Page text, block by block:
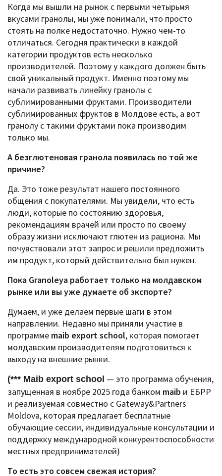
Когда мы вышли на рынок с первыми четырьмя
вкусами гранолы, мы уже понимали, что просто
стоять на полке недостаточно. Нужно чем-то
отличаться. Сегодня практически в каждой
категории продуктов есть несколько
производителей. Поэтому у каждого должен быть
свой уникальный продукт. Именно поэтому мы
начали развивать линейку гранолы с
сублимированными фруктами. Производители
сублимированных фруктов в Молдове есть, а вот
гранолу с такими фруктами пока производим
только мы.
А безглютеновая гранола появилась по той же
причине?
Да. Это тоже результат нашего постоянного
общения с покупателями. Мы увидели, что есть
люди, которые по состоянию здоровья,
рекомендациям врачей или просто по своему
образу жизни исключают глютен из рациона. Мы
почувствовали этот запрос и решили предложить
им продукт, который действительно был нужен.
Пока Granoleya работает только на молдавском
рынке или вы уже думаете об экспорте?
Думаем, и уже делаем первые шаги в этом
направлении. Недавно мы приняли участие в
программе maib export school, которая помогает
молдавским производителям подготовиться к
выходу на внешние рынки.
(*** Maib export school — это программа обучения,
запущенная в ноябре 2025 года банком maib и ЕБРР
и реализуемая совместно с Gateway&Partners
Moldova, которая предлагает бесплатные
обучающие сессии, индивидуальные консультации и
поддержку международной конкурентоспособности
местных предпринимателей)
То есть это совсем свежая история?